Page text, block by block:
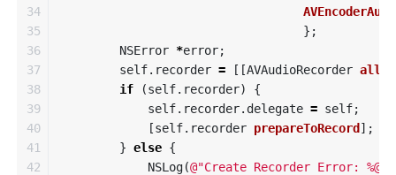
34
35
36
37
38
39
40
41
42
};
NSError *error;
self. recorder = [[AVAudioRecorder alloc
if
(self. recorder)
{
self. recorder. delegate = self;
[self. recorder prepareToRecord ];
} else {
NSLog(@"Create Recorder Error: %@"